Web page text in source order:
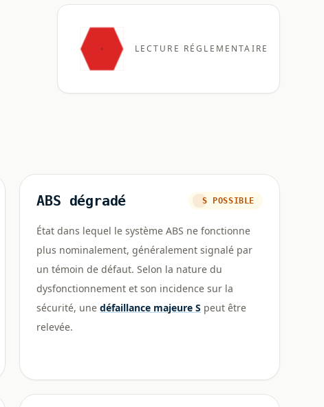
LECTURE RÉGLEMENTAIRE
ABS dégradé S POSSIBLE
État dans lequel le système ABS ne fonctionne
plus nominalement, généralement signalé par
un témoin de défaut. Selon la nature du
dysfonctionnement et son incidence sur la
sécurité, unedéfaillance majeure S peut être
relevée.